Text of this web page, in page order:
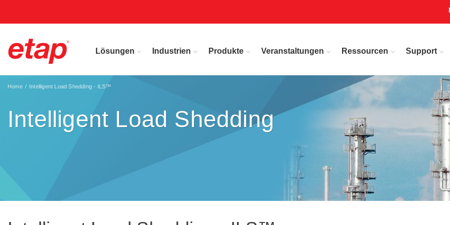
Lösungen Industrien Produkte Veranstaltungen Ressourcen Support
Intelligent Load Shedding
Home Intelligent Load Shedding - ILS™